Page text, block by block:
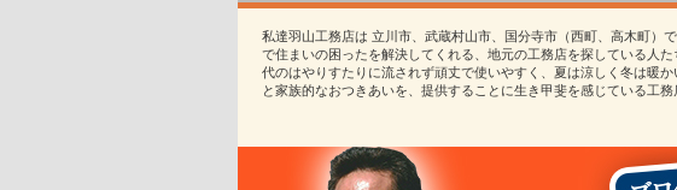
私達羽山工務店は 立川市、武蔵村山市、国分寺市（西町、高木町）
で住まいの困ったを解決してくれる、地元の工務店を探している人
代のはやりすたりに流されず頑丈で使いやすく、夏は涼しく冬は暖
と家族的なおつきあいを、提供することに生き甲斐を感じている工務